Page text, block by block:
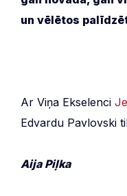
un vēlētos
Ar Viņa Ekselenci
Edvardu Pavlovski
Aija Piļka